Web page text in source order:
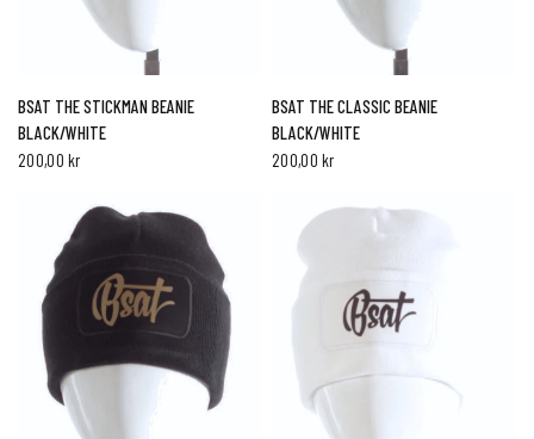
HURTIG VISNING
BSAT THE STICKMAN BEANIE
BLACK/WHITE
200,00 kr
HURTIG VISNING
BSAT THE CLASSIC BEANIE
BLACK/WHITE
200,00 kr